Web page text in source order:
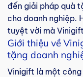
đến giải pháp quà
cho doanh nghiệp.
tuyệt vời mà
Giới thiệu về
tặng doanh
Vinigift là một